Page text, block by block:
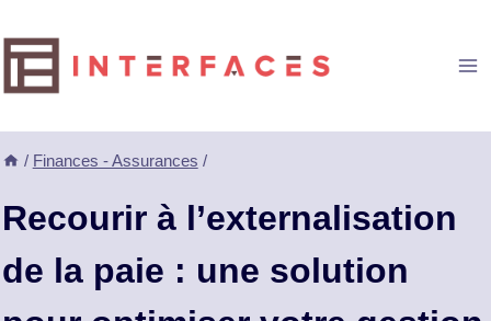
au
contenu
/ Finances - Assurances /
Recourir à l’externalisation
de la paie : une solution